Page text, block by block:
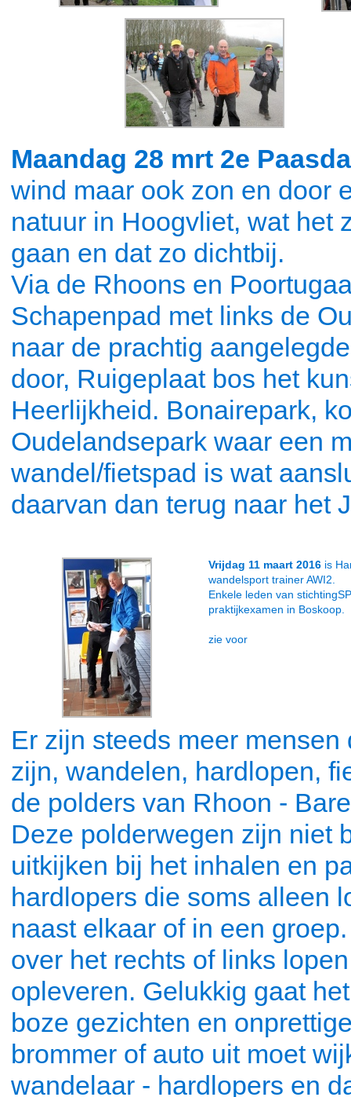
Maandag 28 mrt 2e
wind maar ook zon en door
natuur in Hoogvliet, wat het
gaan en dat zo dichtbij.
Via de Rhoons en
Schapenpad met links de
naar de prachtig
door, Ruigeplaat bos het
Heerlijkheid. Bonairepark,
Oudelandsepark waar een
wandel/fietspad is wat
daarvan dan terug naar het
Vrijdag 11 maart 2016 is
wandelsport trainer AWI2.
Enkele leden van
praktijkexamen in Boskoop.
zie voor
Er zijn steeds meer
zijn, wandelen, hardlopen,
de polders van Rhoon -
Deze polderwegen zijn niet
uitkijken bij het inhalen en
hardlopers die soms alleen
naast elkaar of in een
over het rechts of links
opleveren. Gelukkig gaat
boze gezichten en
brommer of auto uit moet
wandelaar - hardlopers en